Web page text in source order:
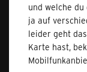
und welche
ja auf
leider geht
Karte hast,